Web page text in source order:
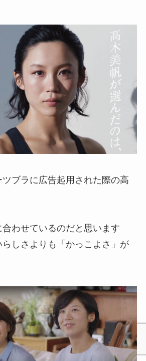
ブラに広告起用された際の高
わせているのだと思います
しさよりも「かっこよさ」が